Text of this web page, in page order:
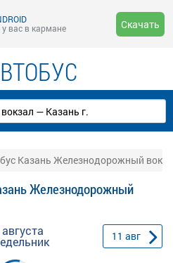
вас в кармане
Скачать
Казань Железнодорожный
Железнодорожный
11 авг